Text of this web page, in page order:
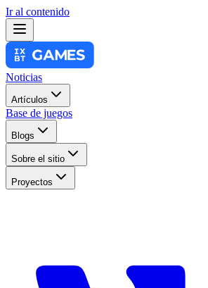
Ir al contenido
Noticias
Artículos
Base de juegos
Blogs
Sobre el sitio
Proyectos